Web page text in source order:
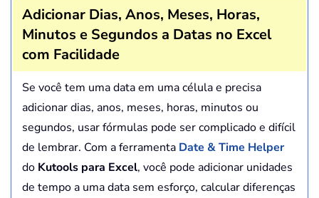
Adicionar Dias, Anos, Meses, Horas,
Minutos e Segundos a Datas no Excel
com Facilidade
Se você tem uma data em uma célula e precisa
adicionar dias, anos, meses, horas, minutos ou
segundos, usar fórmulas pode ser complicado e difícil
de lembrar. Com a ferramenta Date & Time Helper
do Kutools para Excel, você pode adicionar unidades
de tempo a uma data sem esforço, calcular diferenças